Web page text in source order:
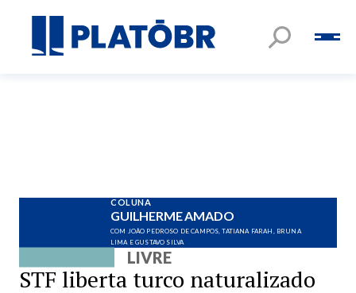
COLUNA
GUILHERME AMADO
COM JOÃO PEDROSO DE CAMPOS, TATIANA FARAH, BRUNA
LIMA E GUSTAVO SILVA
LIVRE
STF liberta turco naturalizado